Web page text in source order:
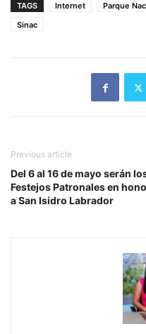
TAGS Internet Parque
Sinac
Previous article
Del 6 al 16 de mayo serán
Festejos Patronales en
a San Isidro Labrador